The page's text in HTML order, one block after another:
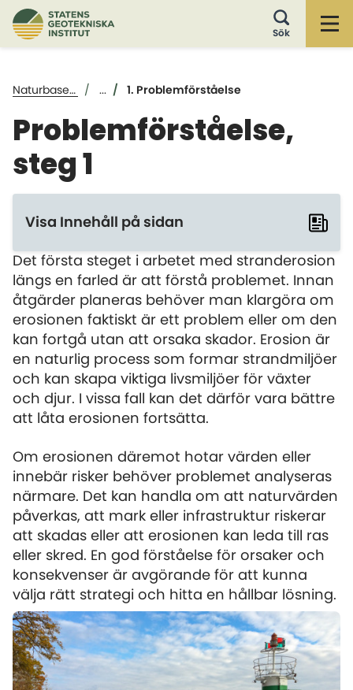
Sök
Naturbaserade erosionsskydd i farleder ... 1. Problemförståelse
Problemförståelse,
steg 1
Visa Innehåll på sidan
Det första steget i arbetet med stranderosion
längs en farled är att förstå problemet. Innan
åtgärder planeras behöver man klargöra om
erosionen faktiskt är ett problem eller om den
kan fortgå utan att orsaka skador. Erosion är
en naturlig process som formar strandmiljöer
och kan skapa viktiga livsmiljöer för växter
och djur. I vissa fall kan det därför vara bättre
att låta erosionen fortsätta.
Om erosionen däremot hotar värden eller
innebär risker behöver problemet analyseras
närmare. Det kan handla om att naturvärden
påverkas, att mark eller infrastruktur riskerar
att skadas eller att erosionen kan leda till ras
eller skred. En god förståelse för orsaker och
konsekvenser är avgörande för att kunna
välja rätt strategi och hitta en hållbar lösning.